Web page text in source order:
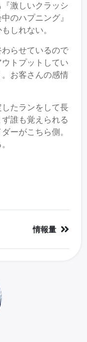
激しいクラッシ
のハプニング』
しれない。
らせているので
トプットしてい
お客さんの感情
たランをして長
誰も覚えられる
ーがこちら側。
情報量